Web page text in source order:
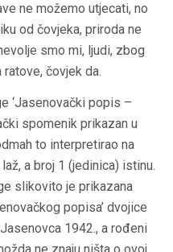
ne možemo utjecati, no
od čovjeka, priroda ne
smo mi, ljudi, zbog
čovjek da.
‘Jasenovački popis –
spomenik prikazan u
to interpretirao na
a broj 1 (jedinica) istinu.
slikovito je prikazana
popisa’ dvojice
1942., a rođeni